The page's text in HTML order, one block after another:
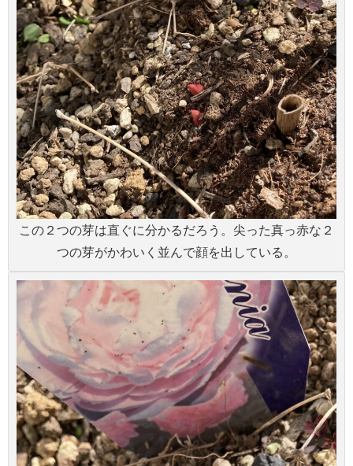
この２つの芽は直ぐに分かるだろう。尖った真っ赤な２
つの芽がかわいく並んで顔を出している。